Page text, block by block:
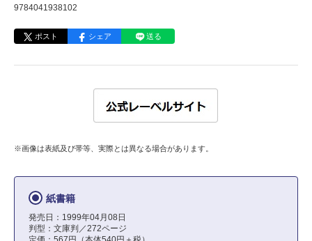
9784041938102
ポスト シェア 送る
※画像は表紙及び帯等、実際とは異なる場合があります。
紙書籍
発売日：1999年04月08日
判型：文庫判／272ページ